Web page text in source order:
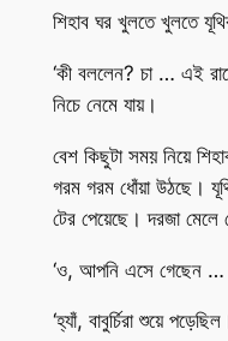
শিহাব ঘর খুলতে খুলতে
‘কী বললেন? চা … এই
নিচে নেমে যায়।
বেশ কিছুটা সময় নিয়ে
গরম গরম ধোঁয়া উঠছে।
টের পেয়েছে। দরজা মেলে
‘ও, আপনি এসে গেছেন
‘হ্যাঁ, বাবুর্চিরা শুয়ে